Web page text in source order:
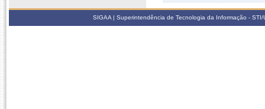
SIGAA | Superintendência de Tecnologia da Informação -